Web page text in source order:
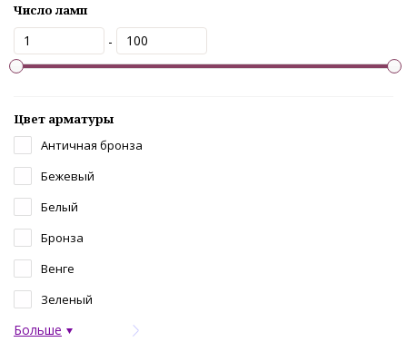
Число ламп
-
Цвет арматуры
Античная бронза
Бежевый
Белый
Бронза
Венге
Зеленый
Больше